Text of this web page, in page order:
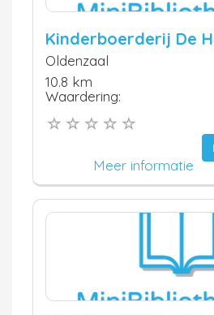
Kinderboerderij De
Oldenzaal
10.8 km
Waardering:
Meer informatie